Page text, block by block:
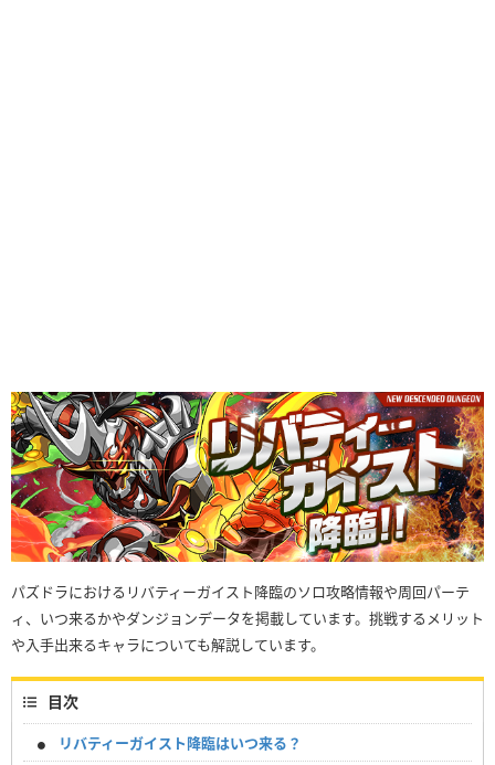
パズドラにおけるリバティーガイスト降臨のソロ攻略情報や周回パーテ
ィ、いつ来るかやダンジョンデータを掲載しています。挑戦するメリット
や入手出来るキャラについても解説しています。
目次
リバティーガイスト降臨はいつ来る？